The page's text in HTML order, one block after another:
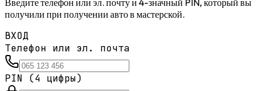
получили при получении авто в мастерской.
ВХОД
Телефон или эл. почта
PIN (4 цифры)